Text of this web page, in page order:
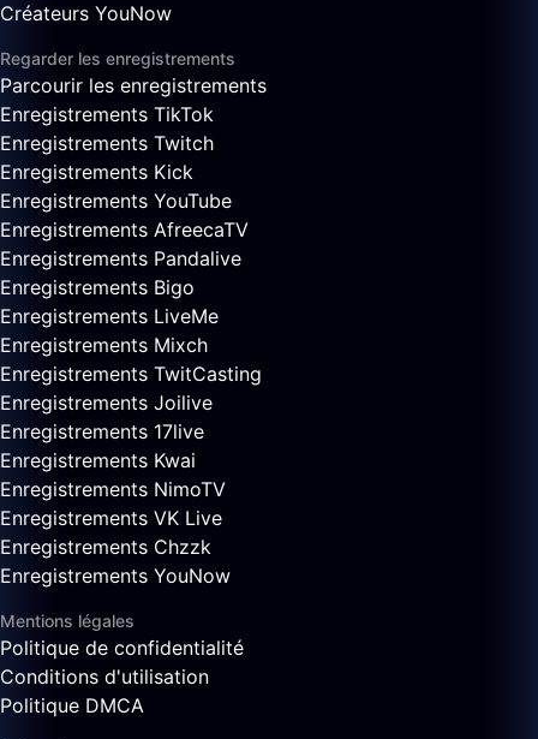
Créateurs YouNow
Regarder les enregistrements
Parcourir les enregistrements
Enregistrements TikTok
Enregistrements Twitch
Enregistrements Kick
Enregistrements YouTube
Enregistrements AfreecaTV
Enregistrements Pandalive
Enregistrements Bigo
Enregistrements LiveMe
Enregistrements Mixch
Enregistrements TwitCasting
Enregistrements Joilive
Enregistrements 17live
Enregistrements Kwai
Enregistrements NimoTV
Enregistrements VK Live
Enregistrements Chzzk
Enregistrements YouNow
Mentions légales
Politique de confidentialité
Conditions d'utilisation
Politique DMCA